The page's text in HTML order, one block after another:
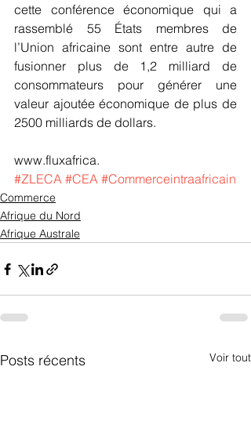
cette conférence économique qui a
rassemblé 55 États membres de
l’Union africaine sont entre autre de
fusionner plus de 1,2 milliard de
consommateurs pour générer une
valeur ajoutée économique de plus de
2500 milliards de dollars.
www.fluxafrica.
#ZLECA #CEA #Commerceintraafricain
Commerce
Afrique du Nord
Afrique Australe
Posts récents Voir tout